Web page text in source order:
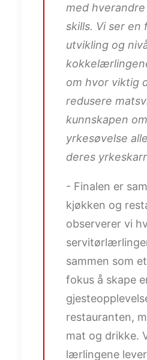
med
skills. Vi ser en
utvikling og
om hvor viktig
redusere
kunnskapen
yrkesøvelse
deres
- Finalen er
kjøkken og
observerer vi
sammen som
fokus å skape
restauranten,
mat og drikke.
lærlingene